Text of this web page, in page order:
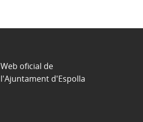
Web oficial de
l'Ajuntament d'Espolla